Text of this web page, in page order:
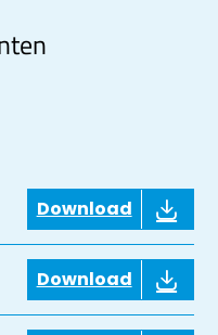
Download
Download